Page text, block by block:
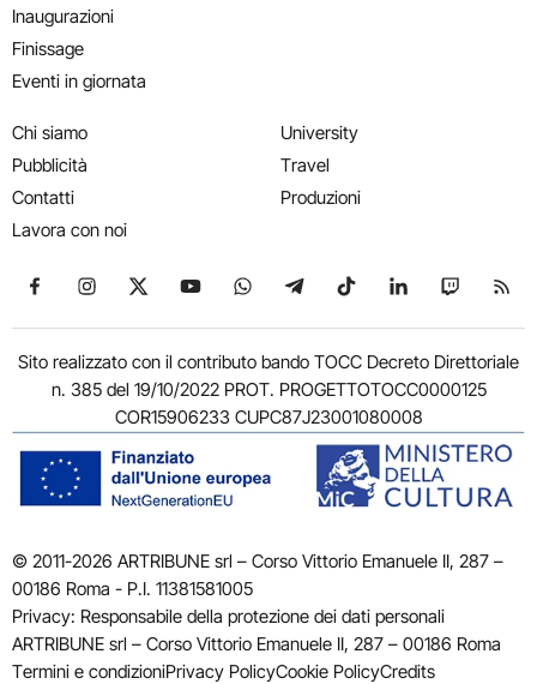
Inaugurazioni
Finissage
Eventi in giornata
Chi siamo
Pubblicità
Contatti
Lavora con noi
University
Travel
Produzioni
Seguici su Facebook
Seguici su Instagram
Seguici su X
Seguici su YouTube
Seguici su WhatsApp
Seguici su Telegram
Seguici su TikTok
Seguici su
Seguici
Sito realizzato con il contributo bando TOCC Decreto Direttoriale
n. 385 del 19/10/2022 PROT. PROGETTOTOCC0000125
COR15906233 CUPC87J23001080008
© 2011-2026 ARTRIBUNE srl – Corso Vittorio Emanuele II, 287 –
00186 Roma - P.I. 11381581005
Privacy: Responsabile della protezione dei dati personali
ARTRIBUNE srl – Corso Vittorio Emanuele II, 287 – 00186 Roma
Termini e condizioniPrivacy PolicyCookie PolicyCredits